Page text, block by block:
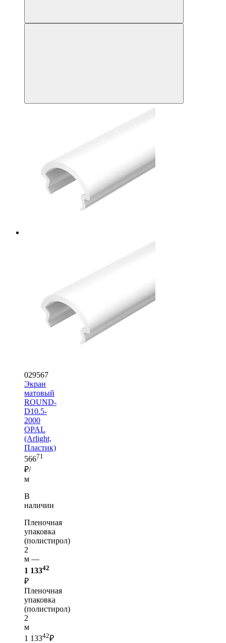
029567
Экран
матовый
ROUND-
D10.5-
2000
OPAL
(Arlight,
Пластик)
56671
₽/
м
В
наличии
Пленочная
упаковка
(полистирол)
2
м —
1 13342
₽
Пленочная
упаковка
(полистирол)
2
м
1 13342₽